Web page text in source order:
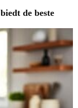
de beste